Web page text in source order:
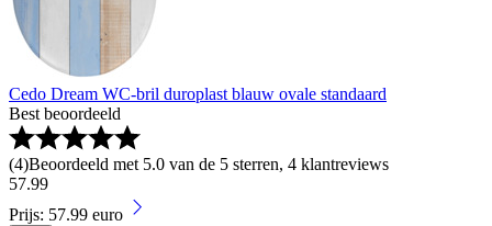
Cedo Dream WC-bril duroplast blauw ovale standaard
Best beoordeeld
(4)Beoordeeld met 5.0 van de 5 sterren, 4 klantreviews
57.99
Prijs: 57.99 euro